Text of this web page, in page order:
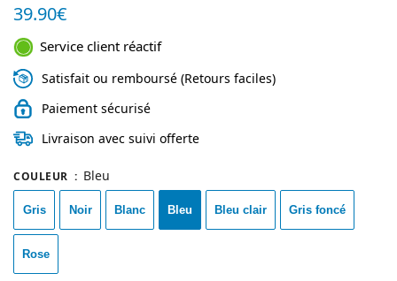
39.90€
Service client réactif
Satisfait ou remboursé (Retours faciles)
Paiement sécurisé
Livraison avec suivi offerte
COULEUR : Bleu
Gris Noir Blanc Bleu Bleu clair Gris foncé
Rose